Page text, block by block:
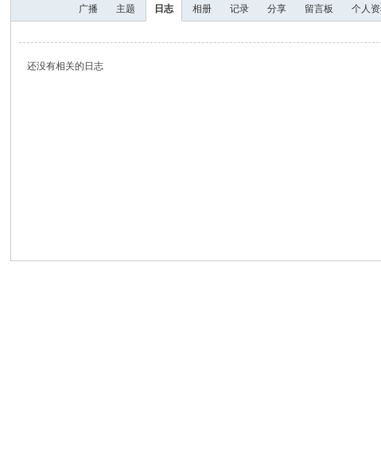
广播 主题 日志 相册 记录 分享 留言板 个人
还没有相关的日志